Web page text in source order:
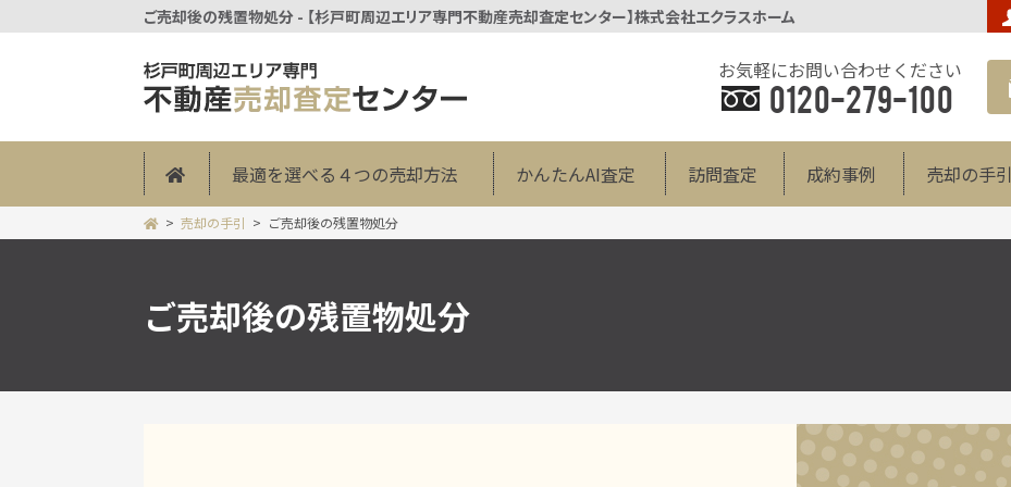
ご売却後の残置物処分 - 【杉戸町周辺エリア専門不動産売却査定センター】株式会社エクラスホーム
お気軽にお問い合わせください
0120-279-100
最適を選べる４つの売却方法 かんたんAI査定 訪問査定 成約事例 売却の手引
売却の手引 ご売却後の残置物処分
ご売却後の残置物処分